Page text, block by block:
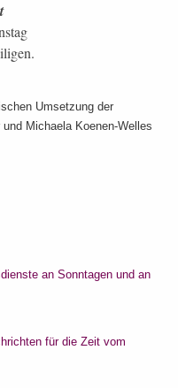
Umsetzung der
Michaela Koenen-Welles
an Sonntagen und an
für die Zeit vom